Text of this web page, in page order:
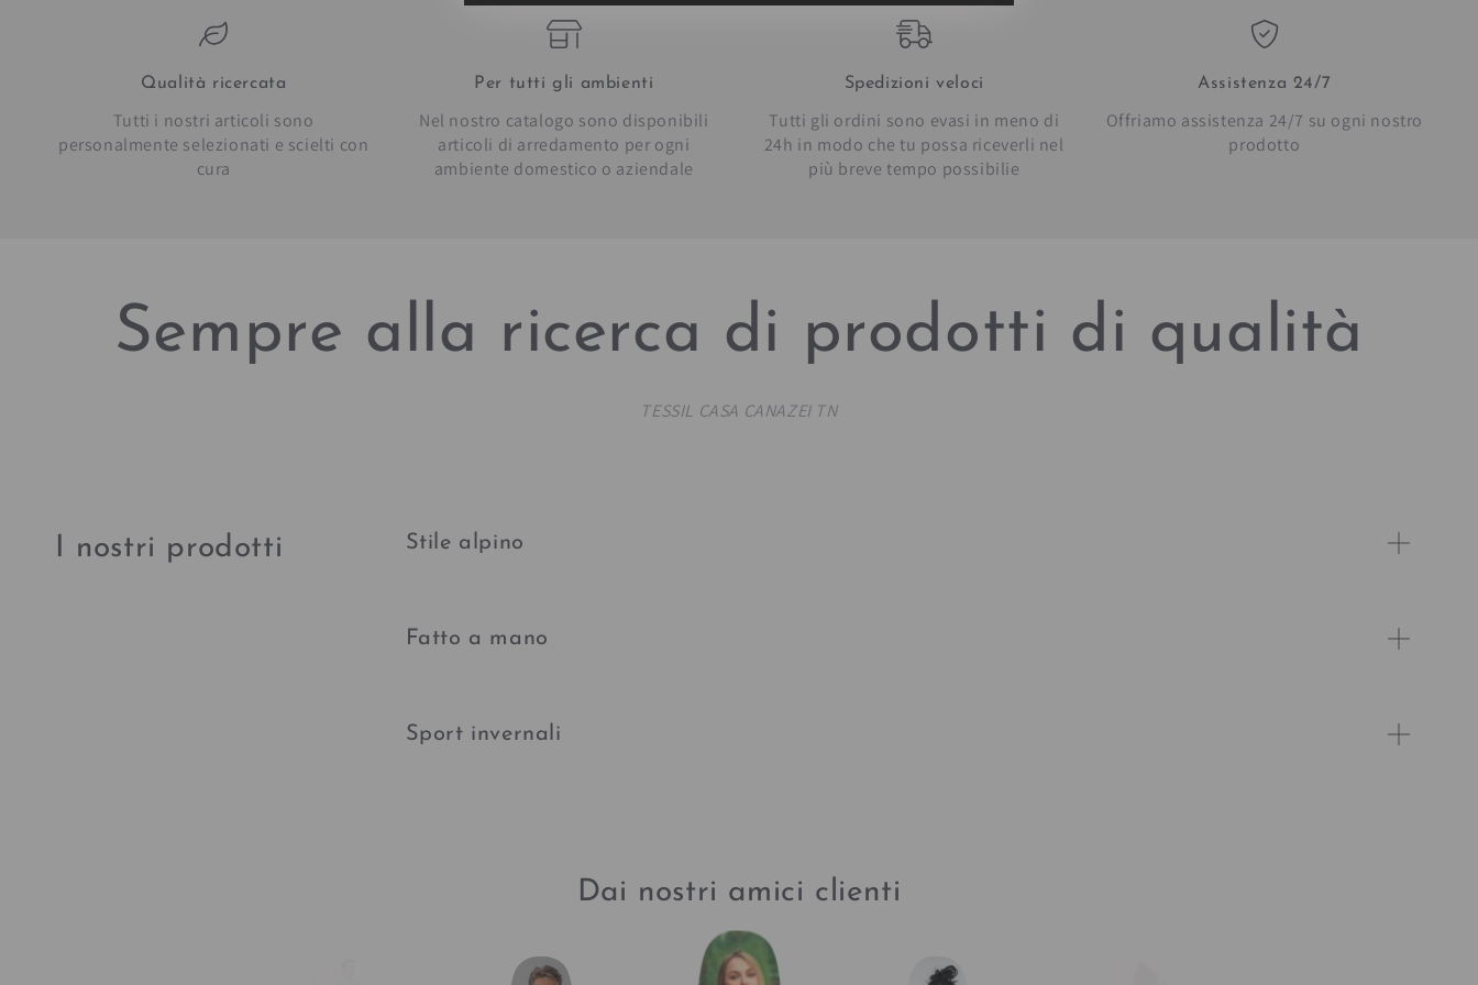
Qualità ricercata
Tutti i nostri articoli sono
personalmente selezionati e scielti con
cura
Per tutti gli ambienti
Nel nostro catalogo sono disponibili
articoli di arredamento per ogni
ambiente domestico o aziendale
Spedizioni veloci
Tutti gli ordini sono evasi in meno di
24h in modo che tu possa riceverli nel
più breve tempo possibilie
Assistenza 24/7
Offriamo assistenza 24/7 su ogni nostro
prodotto
Sempre alla ricerca di prodotti di qualità
TESSIL CASA CANAZEI TN
I nostri prodotti Stile alpino
Fatto a mano
Sport invernali
Dai nostri amici clienti